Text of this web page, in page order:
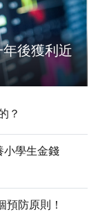
後獲利近
？
小學生金錢
預防原則！